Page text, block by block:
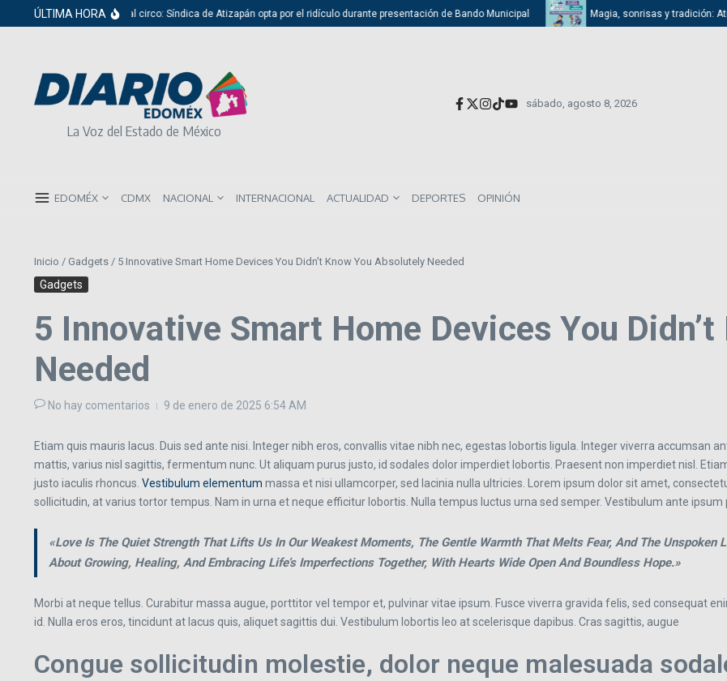
Saltar al contenido
ÚLTIMA HORA
Del cabildo al circo: Síndica de Atizapán opta por el ridículo durante presentación de Bando Municipal Magia, sonrisas y tradición:
La Voz del Estado de México
sábado, agosto 8, 2026
EDOMÉX CDMX NACIONAL INTERNACIONAL ACTUALIDAD DEPORTES OPINIÓN
Inicio / Gadgets / 5 Innovative Smart Home Devices You Didn’t Know You Absolutely Needed
Gadgets
5 Innovative Smart Home Devices You
Needed
No hay comentarios 9 de enero de 2025 6:54 AM
Etiam quis mauris lacus. Duis sed ante nisi. Integer nibh eros, convallis vitae nibh nec, egestas lobortis ligula. Integer viverra accumsan
mattis, varius nisl sagittis, fermentum nunc. Ut aliquam purus justo, id sodales dolor imperdiet lobortis. Praesent non imperdiet nisl.
justo iaculis rhoncus. Vestibulum elementum massa et nisi ullamcorper, sed lacinia nulla ultricies. Lorem ipsum dolor sit amet,
sollicitudin, at varius tortor tempus. Nam in urna et neque efficitur lobortis. Nulla tempus luctus urna sed semper. Vestibulum ante ipsum
«Love Is The Quiet Strength That Lifts Us In Our Weakest Moments, The Gentle Warmth That Melts Fear, And The Unspoken
About Growing, Healing, And Embracing Life’s Imperfections Together, With Hearts Wide Open And Boundless Hope.»
Morbi at neque tellus. Curabitur massa augue, porttitor vel tempor et, pulvinar vitae ipsum. Fusce viverra gravida felis, sed consequat
id. Nulla eros eros, tincidunt at lacus quis, aliquet sagittis dui. Vestibulum lobortis leo at scelerisque dapibus. Cras sagittis, augue
Congue sollicitudin molestie, dolor neque malesuada